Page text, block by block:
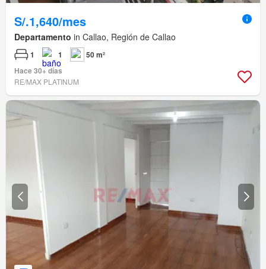
S/.1,640/mes
Departamento in Callao, Región de Callao
1 1
50 m²
Hace 30+ días
RE/MAX PLATINUM